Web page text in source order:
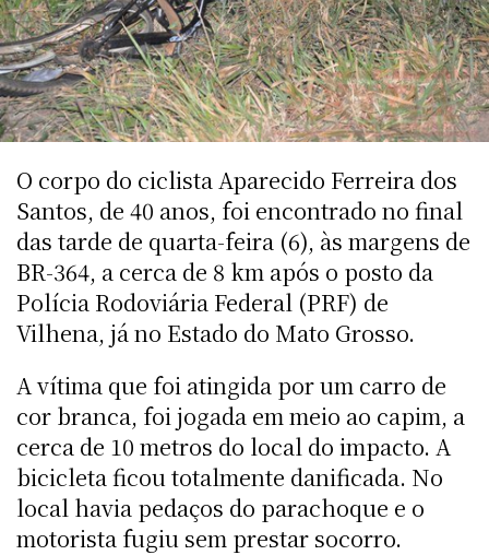
O corpo do ciclista Aparecido Ferreira dos
Santos, de 40 anos, foi encontrado no final
das tarde de quarta-feira (6), às margens de
BR-364, a cerca de 8 km após o posto da
Polícia Rodoviária Federal (PRF) de
Vilhena, já no Estado do Mato Grosso.
A vítima que foi atingida por um carro de
cor branca, foi jogada em meio ao capim, a
cerca de 10 metros do local do impacto. A
bicicleta ficou totalmente danificada. No
local havia pedaços do parachoque e o
motorista fugiu sem prestar socorro.